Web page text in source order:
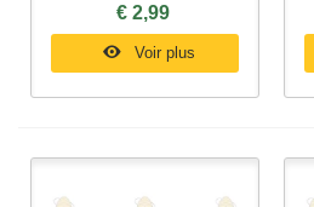
€ 2,99
Voir plus